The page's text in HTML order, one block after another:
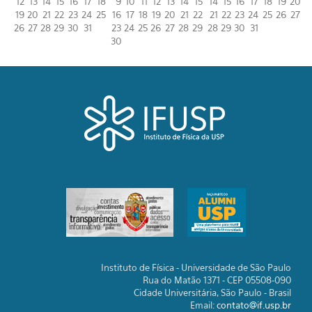
19 20 21 22 23 24 25
26 27 28 29 30 31
16 17 18 19 20 21 22
23 24 25 26 27 28 29
30
21 22 23 24 25 26 27
28 29 30 31
Instituto de Física - Universidade de São Paulo
Rua do Matão 1371 - CEP 05508-090
Cidade Universitária, São Paulo - Brasil
Email:contato@if.usp.br